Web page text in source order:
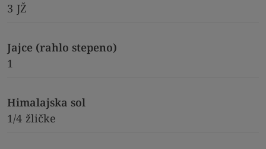
3 JŽ
Jajce (rahlo stepeno)
1
Himalajska sol
1/4 žličke